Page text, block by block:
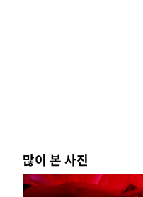
많이 본 사진